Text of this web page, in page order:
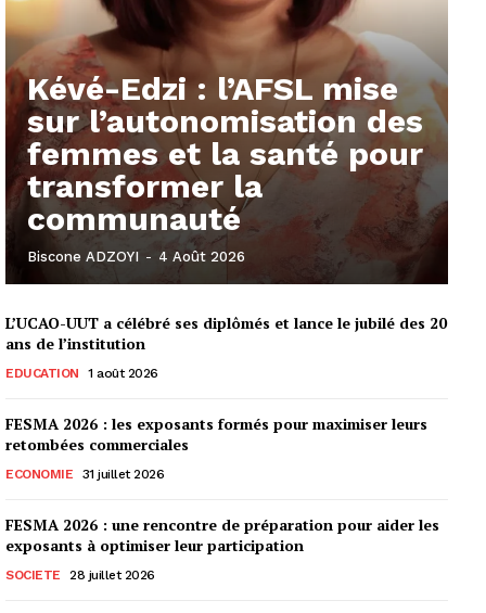
Kévé-Edzi : l’AFSL mise
sur l’autonomisation des
femmes et la santé pour
transformer la
communauté
Biscone ADZOYI - 4 Août 2026
L’UCAO-UUT a célébré ses diplômés et lance le jubilé des 20
ans de l’institution
EDUCATION 1 août 2026
FESMA 2026 : les exposants formés pour maximiser leurs
retombées commerciales
ECONOMIE 31 juillet 2026
FESMA 2026 : une rencontre de préparation pour aider les
exposants à optimiser leur participation
SOCIETE 28 juillet 2026